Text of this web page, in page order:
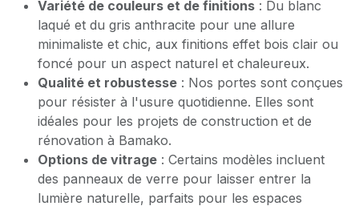
Variété de couleurs et de finitions : Du blanc
laqué et du gris anthracite pour une allure
minimaliste et chic, aux finitions effet bois clair ou
foncé pour un aspect naturel et chaleureux.
Qualité et robustesse : Nos portes sont conçues
pour résister à l'usure quotidienne. Elles sont
idéales pour les projets de construction et de
rénovation à Bamako.
Options de vitrage : Certains modèles incluent
des panneaux de verre pour laisser entrer la
lumière naturelle, parfaits pour les espaces